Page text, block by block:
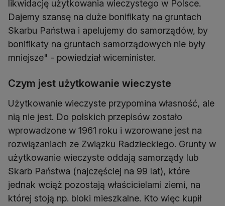
likwidację użytkowania wieczystego w Polsce.
Dajemy szansę na duże bonifikaty na gruntach
Skarbu Państwa i apelujemy do samorządów, by
bonifikaty na gruntach samorządowych nie były
mniejsze" - powiedział wiceminister.
Czym jest użytkowanie wieczyste
Użytkowanie wieczyste przypomina własność, ale
nią nie jest. Do polskich przepisów zostało
wprowadzone w 1961 roku i wzorowane jest na
rozwiązaniach ze Związku Radzieckiego. Grunty w
użytkowanie wieczyste oddają samorządy lub
Skarb Państwa (najczęściej na 99 lat), które
jednak wciąż pozostają właścicielami ziemi, na
której stoją np. bloki mieszkalne. Kto więc kupił